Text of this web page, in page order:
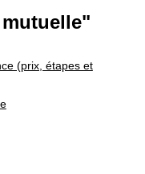
(prix, étapes et